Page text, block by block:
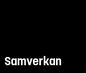
Samverkan